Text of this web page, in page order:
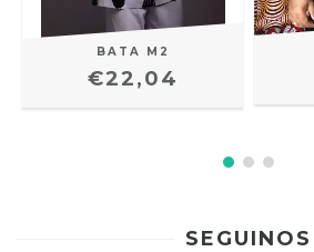
BATA M2
€22,04
SEGUINOS